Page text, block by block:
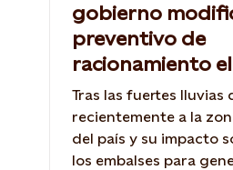
gobierno
preventivo de
racionamiento
Tras las fuertes lluvias
recientemente a la
del país y su impacto
los embalses para